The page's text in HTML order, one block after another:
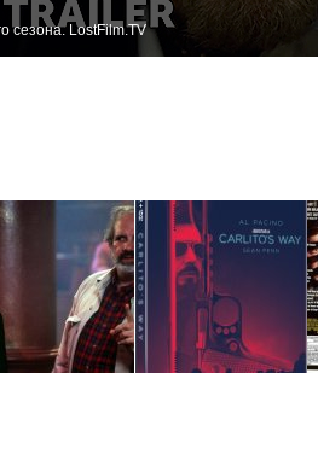
сезона. LostFilm.TV